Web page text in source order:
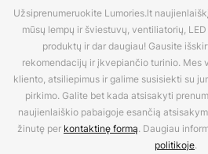
Užsiprenumeruokite Lumories.lt
mūsų lempų ir šviestuvų, ventiliatorių,
produktų ir dar daugiau! Gausite
rekomendacijų ir įkvepiančio turinio. Mes
kliento, atsiliepimus ir galime susisiekti su
pirkimo. Galite bet kada atsisakyti
naujienlaiškio pabaigoje esančią
žinutę per kontaktinę formą. Daugiau
politikoje.